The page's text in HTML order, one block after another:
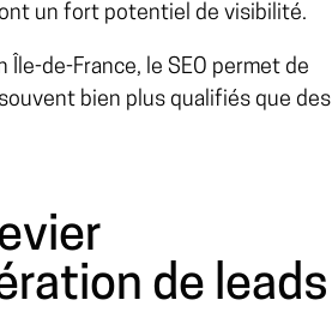
un fort potentiel de visibilité.
de-France, le SEO permet de
bien plus qualifiés que des
de leads